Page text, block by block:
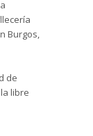
Burgos,
de
libre